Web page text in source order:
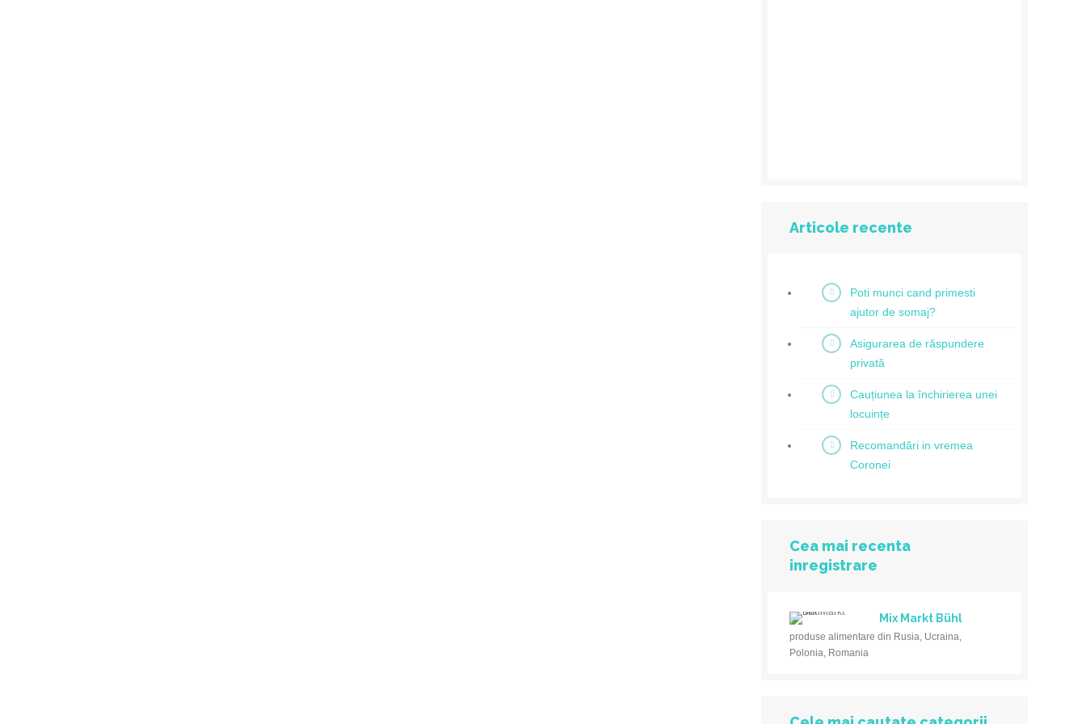
Articole recente
Poti munci cand primesti
ajutor de somaj?
Asigurarea de răspundere
privată
Cauțiunea la închirierea unei
locuințe
Recomandări in vremea
Coronei
Cea mai recenta
inregistrare
Mix Markt Bühl
produse alimentare din Rusia, Ucraina,
Polonia, Romania